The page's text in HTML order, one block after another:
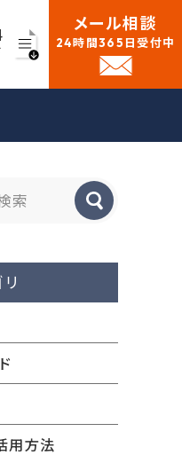
メール相談
24時間365日受付中
用方法